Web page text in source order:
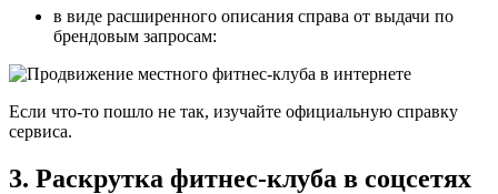
в виде расширенного описания справа от выдачи по
брендовым запросам:
Если что-то пошло не так, изучайте официальную справку
сервиса.
3. Раскрутка фитнес-клуба в соцсетях